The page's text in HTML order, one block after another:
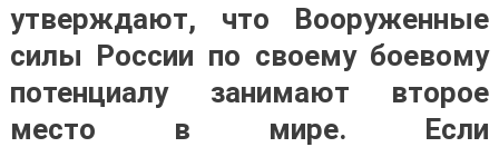
утверждают, что Вооруженные
силы России по своему боевому
потенциалу занимают второе
место в мире. Если